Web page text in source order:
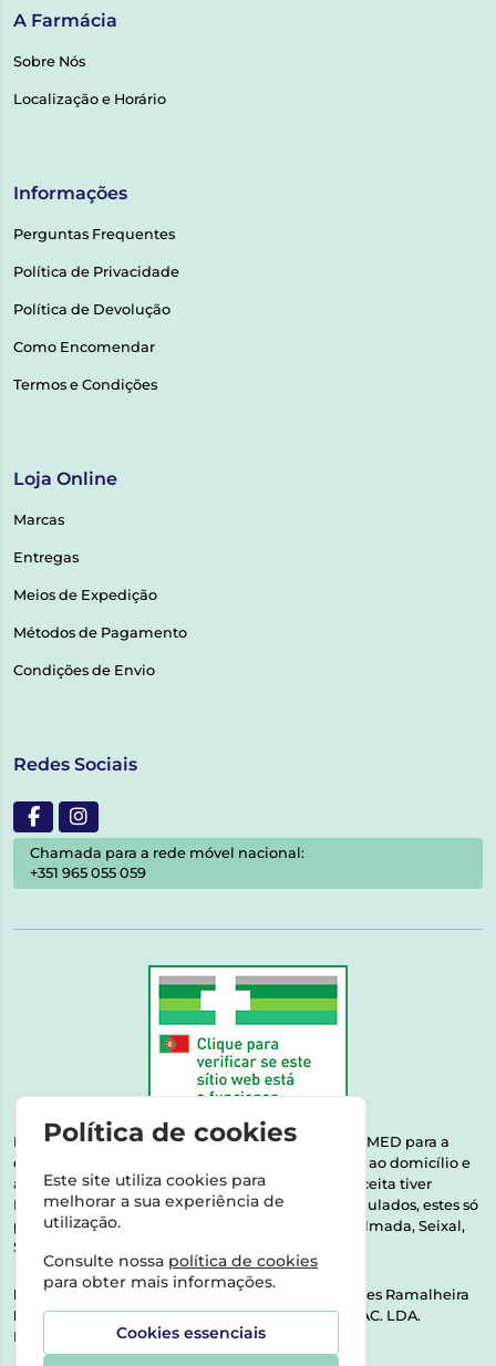
A Farmácia
Sobre Nós
Localização e Horário
Informações
Perguntas Frequentes
Política de Privacidade
Política de Devolução
Como Encomendar
Termos e Condições
Loja Online
Marcas
Entregas
Meios de Expedição
Métodos de Pagamento
Condições de Envio
Redes Sociais
Chamada para a rede móvel nacional:
+351 965 055 059
Esta farmácia encontra-se autorizada pelo INFARMED para a
dispensa de medicamentos e produtos de saúde ao domicílio e
através da internet. Medicamentos | Se na sua receita tiver
MSRM, MNSRM, MSRMV ou Medicamentos Manipulados, estes só
podem ser entregues nos seguintes concelhos: Almada, Seixal,
Sesimbra, Oeiras e Lisboa.
Direção Técnica:
Dra. Raquel Alexandra Fernandes Ramalheira
NIPC:513064133 | ASPAS E NÚMEROS SOC. FARMAC. LDA.
Rua dos Castanheiros 5 AB Feijó2810-036 Almada
Política de cookies
Este site utiliza cookies para
melhorar a sua experiência de
utilização.
Consulte nossa política de cookies
para obter mais informações.
Cookies essenciais